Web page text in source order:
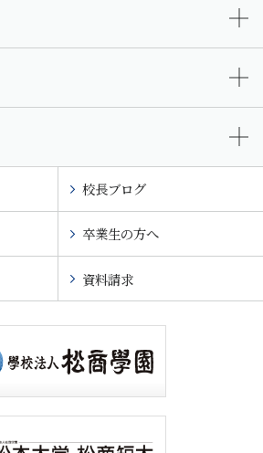
校長ブログ
卒業生の方へ
資料請求